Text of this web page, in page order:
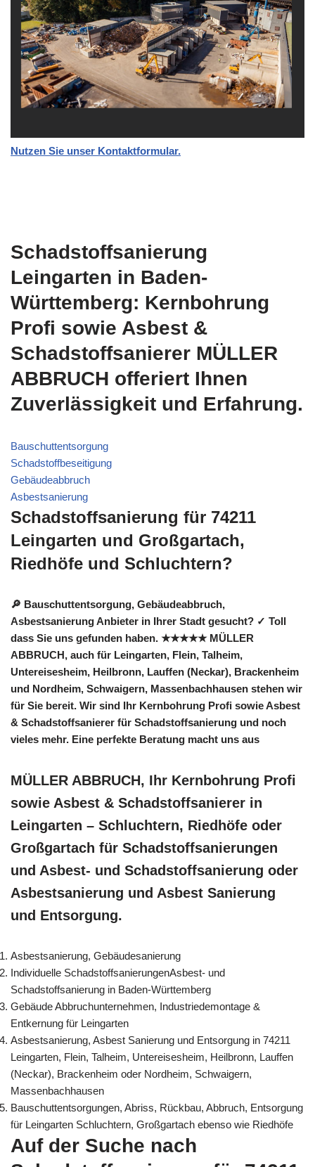
Nutzen Sie unser Kontaktformular.
Schadstoffsanierung
Leingarten in Baden-
Württemberg: Kernbohrung
Profi sowie Asbest &
Schadstoffsanierer MÜLLER
ABBRUCH offeriert Ihnen
Zuverlässigkeit und Erfahrung.
Bauschuttentsorgung
Schadstoffbeseitigung
Gebäudeabbruch
Asbestsanierung
Schadstoffsanierung für 74211
Leingarten und Großgartach,
Riedhöfe und Schluchtern?
🔎 Bauschuttentsorgung, Gebäudeabbruch,
Asbestsanierung Anbieter in Ihrer Stadt gesucht? ✓ Toll
dass Sie uns gefunden haben. ★★★★★ MÜLLER
ABBRUCH, auch für Leingarten, Flein, Talheim,
Untereisesheim, Heilbronn, Lauffen (Neckar), Brackenheim
und Nordheim, Schwaigern, Massenbachhausen stehen wir
für Sie bereit. Wir sind Ihr Kernbohrung Profi sowie Asbest
& Schadstoffsanierer für Schadstoffsanierung und noch
vieles mehr. Eine perfekte Beratung macht uns aus
MÜLLER ABBRUCH, Ihr Kernbohrung Profi
sowie Asbest & Schadstoffsanierer in
Leingarten – Schluchtern, Riedhöfe oder
Großgartach für Schadstoffsanierungen
und Asbest- und Schadstoffsanierung oder
Asbestsanierung und Asbest Sanierung
und Entsorgung.
Asbestsanierung, Gebäudesanierung
Individuelle SchadstoffsanierungenAsbest- und
Schadstoffsanierung in Baden-Württemberg
Gebäude Abbruchunternehmen, Industriedemontage &
Entkernung für Leingarten
Asbestsanierung, Asbest Sanierung und Entsorgung in 74211
Leingarten, Flein, Talheim, Untereisesheim, Heilbronn, Lauffen
(Neckar), Brackenheim oder Nordheim, Schwaigern,
Massenbachhausen
Bauschuttentsorgungen, Abriss, Rückbau, Abbruch, Entsorgung
für Leingarten Schluchtern, Großgartach ebenso wie Riedhöfe
Auf der Suche nach